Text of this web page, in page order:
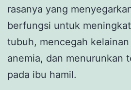
rasanya yang
berfungsi untuk
tubuh, mencegah
anemia, dan menurunkan
pada ibu hamil.